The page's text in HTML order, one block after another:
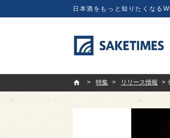
日本酒をもっと知りたくなる
SAKETIMES
特集
リリース情報